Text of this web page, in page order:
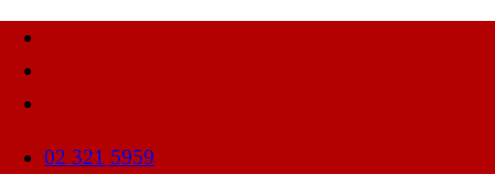
02 321 5959